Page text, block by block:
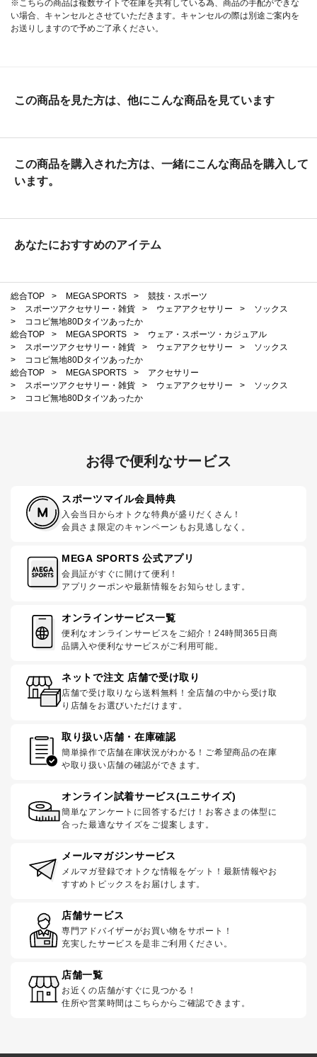
※こちらの商品は複数サイトで在庫を共有している為、商品の手配ができな
い場合、キャンセルとさせていただきます。キャンセルの際は別途ご案内を
お送りしますので予めご了承ください。
この商品を見た方は、他にこんな商品を見ています
この商品を購入された方は、一緒にこんな商品を購入して
います。
あなたにおすすめのアイテム
総合TOP > MEGA SPORTS >
競技・スポーツ
>
スポーツアクセサリー・雑貨 > ウェアアクセサリー >
ソックス
>
ココピ無地80Dタイツあったか
総合TOP
> MEGA SPORTS >
ウェア・スポーツ・カジュアル
>
スポーツアクセサリー・雑貨 > ウェアアクセサリー >
ソックス
>
ココピ無地80Dタイツあったか
総合TOP
> MEGA SPORTS >
アクセサリー
>
スポーツアクセサリー・雑貨 > ウェアアクセサリー >
ソックス
>
ココピ無地80Dタイツあったか
お得で便利なサービス
スポーツマイル会員特典
入会当日からオトクな特典が盛りだくさん！
会員さま限定のキャンペーンもお見逃しなく。
MEGA SPORTS 公式アプリ
会員証がすぐに開けて便利！
アプリクーポンや最新情報をお知らせします。
オンラインサービス一覧
便利なオンラインサービスをご紹介！24時間365日商
品購入や便利なサービスがご利用可能。
ネットで注文 店舗で受け取り
店舗で受け取りなら送料無料！全店舗の中から受け取
り店舗をお選びいただけます。
取り扱い店舗・在庫確認
簡単操作で店舗在庫状況がわかる！ご希望商品の在庫
や取り扱い店舗の確認ができます。
オンライン試着サービス(ユニサイズ)
簡単なアンケートに回答するだけ！お客さまの体型に
合った最適なサイズをご提案します。
メールマガジンサービス
メルマガ登録でオトクな情報をゲット！最新情報やお
すすめトピックスをお届けします。
店舗サービス
専門アドバイザーがお買い物をサポート！
充実したサービスを是非ご利用ください。
店舗一覧
お近くの店舗がすぐに見つかる！
住所や営業時間はこちらからご確認できます。